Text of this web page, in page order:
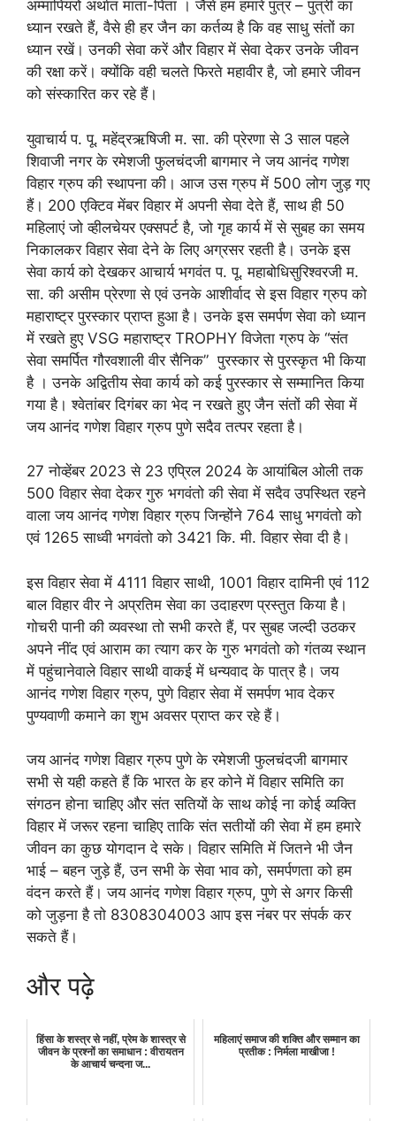
अम्मापियरों अर्थात माता-पिता । जैसे हम हमारे पुत्र – पुत्री का
ध्यान रखते हैं, वैसे ही हर जैन का कर्तव्य है कि वह साधु संतों का
ध्यान रखें। उनकी सेवा करें और विहार में सेवा देकर उनके जीवन
की रक्षा करें। क्योंकि वही चलते फिरते महावीर है, जो हमारे जीवन
को संस्कारित कर रहे हैं।
युवाचार्य प. पू. महेंद्रऋषिजी म. सा. की प्रेरणा से 3 साल पहले
शिवाजी नगर के रमेशजी फुलचंदजी बागमार ने जय आनंद गणेश
विहार ग्रुप की स्थापना की। आज उस ग्रुप में 500 लोग जुड़ गए
हैं। 200 एक्टिव मेंबर विहार में अपनी सेवा देते हैं, साथ ही 50
महिलाएं जो व्हीलचेयर एक्सपर्ट है, जो गृह कार्य में से सुबह का समय
निकालकर विहार सेवा देने के लिए अग्रसर रहती है। उनके इस
सेवा कार्य को देखकर आचार्य भगवंत प. पू. महाबोधिसुरिश्वरजी म.
सा. की असीम प्रेरणा से एवं उनके आशीर्वाद से इस विहार ग्रुप को
महाराष्ट्र पुरस्कार प्राप्त हुआ है। उनके इस समर्पण सेवा को ध्यान
में रखते हुए VSG महाराष्ट्र TROPHY विजेता ग्रुप के “संत
सेवा समर्पित गौरवशाली वीर सैनिक” पुरस्कार से पुरस्कृत भी किया
है । उनके अद्वितीय सेवा कार्य को कई पुरस्कार से सम्मानित किया
गया है। श्वेतांबर दिगंबर का भेद न रखते हुए जैन संतों की सेवा में
जय आनंद गणेश विहार ग्रुप पुणे सदैव तत्पर रहता है।
27 नोव्हेंबर 2023 से 23 एप्रिल 2024 के आयांबिल ओली तक
500 विहार सेवा देकर गुरु भगवंतो की सेवा में सदैव उपस्थित रहने
वाला जय आनंद गणेश विहार ग्रुप जिन्होंने 764 साधु भगवंतो को
एवं 1265 साध्वी भगवंतो को 3421 कि. मी. विहार सेवा दी है।
इस विहार सेवा में 4111 विहार साथी, 1001 विहार दामिनी एवं 112
बाल विहार वीर ने अप्रतिम सेवा का उदाहरण प्रस्तुत किया है।
गोचरी पानी की व्यवस्था तो सभी करते हैं, पर सुबह जल्दी उठकर
अपने नींद एवं आराम का त्याग कर के गुरु भगवंतो को गंतव्य स्थान
में पहुंचानेवाले विहार साथी वाकई में धन्यवाद के पात्र है। जय
आनंद गणेश विहार ग्रुप, पुणे विहार सेवा में समर्पण भाव देकर
पुण्यवाणी कमाने का शुभ अवसर प्राप्त कर रहे हैं।
जय आनंद गणेश विहार ग्रुप पुणे के रमेशजी फुलचंदजी बागमार
सभी से यही कहते हैं कि भारत के हर कोने में विहार समिति का
संगठन होना चाहिए और संत सतियों के साथ कोई ना कोई व्यक्ति
विहार में जरूर रहना चाहिए ताकि संत सतीयों की सेवा में हम हमारे
जीवन का कुछ योगदान दे सके। विहार समिति में जितने भी जैन
भाई – बहन जुड़े हैं, उन सभी के सेवा भाव को, समर्पणता को हम
वंदन करते हैं। जय आनंद गणेश विहार ग्रुप, पुणे से अगर किसी
को जुड़ना है तो 8308304003 आप इस नंबर पर संपर्क कर
सकते हैं।
और पढ़े
हिंसा के शस्त्र से नहीं, प्रेम के शास्त्र से
जीवन के प्रश्नों का समाधान : वीरायतन
के आचार्य चन्दना ज...
महिलाएं समाज की शक्ति और सम्मान का
प्रतीक : निर्मला माखीजा !